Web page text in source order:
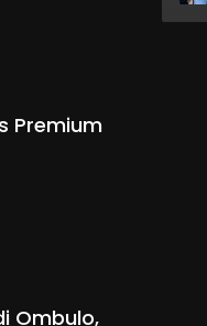
Premium
Ombulo,